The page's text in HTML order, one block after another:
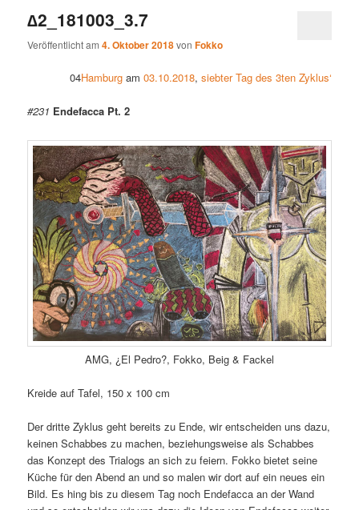
∆2_181003_3.7
Veröffentlicht am4. Oktober 2018vonFokko
04Hamburgam 03.10.2018, siebter Tag des 3ten Zyklus‘
#231 Endefacca Pt. 2
AMG, ¿El Pedro?, Fokko, Beig & Fackel
Kreide auf Tafel, 150 x 100 cm
Der dritte Zyklus geht bereits zu Ende, wir entscheiden uns dazu,
keinen Schabbes zu machen, beziehungsweise als Schabbes
das Konzept des Trialogs an sich zu feiern. Fokko bietet seine
Küche für den Abend an und so malen wir dort auf ein neues ein
Bild. Es hing bis zu diesem Tag noch Endefacca an der Wand